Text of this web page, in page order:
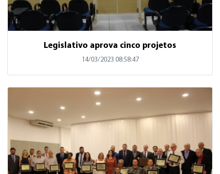
Legislativo aprova cinco projetos
14/03/2023 08:58:47